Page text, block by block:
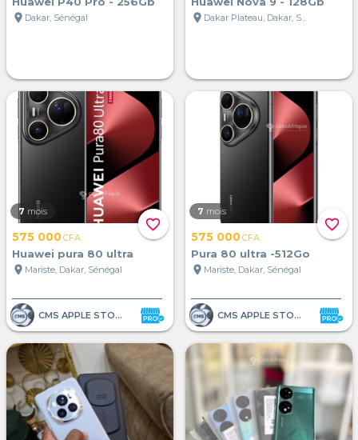
location_on Dakar, Sénégal
location_on
Dakar Plateau, Dakar, Sénégal
favorite_border
7 mois
575 000CFA
Huawei pura 80 ultra
location_on Mariste, Dakar, Sénégal
CMS APPLE STORE
favorite_border
7 mois
575 000CFA
Pura 80 ultra -512Go
location_on Mariste, Dakar, Sénégal
CMS APPLE STORE